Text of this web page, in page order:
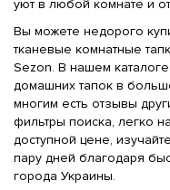
уют в любой комнате и
Вы можете недорого
тканевые комнатные
Sezon. В нашем каталоге
домашних тапок в
многим есть отзывы
фильтры поиска, легко
доступной цене,
пару дней благодаря
города Украины.